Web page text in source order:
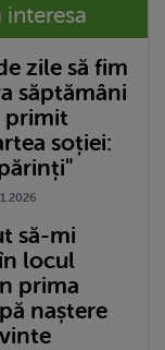
zile să fim
săptămâni
primit
soției:
să-mi
locul
prima
naștere